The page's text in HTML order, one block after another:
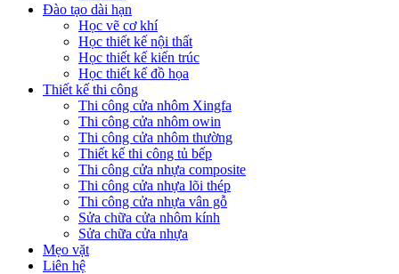
Đào tạo dài hạn
Học vẽ cơ khí
Học thiết kế nội thất
Học thiết kế kiến trúc
Học thiết kế đồ họa
Thiết kế thi công
Thi công cửa nhôm Xingfa
Thi công cửa nhôm owin
Thi công cửa nhôm thường
Thiết kế thi công tủ bếp
Thi công cửa nhựa composite
Thi công cửa nhựa lõi thép
Thi công cửa nhựa vân gỗ
Sửa chữa cửa nhôm kính
Sửa chữa cửa nhựa
Mẹo vặt
Liên hệ